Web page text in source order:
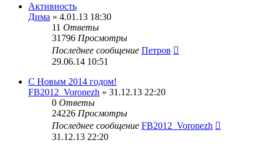
Активность
Дима » 4.01.13 18:30
11 Ответы
31796 Просмотры
Последнее сообщение Петров
29.06.14 10:51
С Новым 2014 годом!
FB2012_Voronezh » 31.12.13 22:20
0 Ответы
24226 Просмотры
Последнее сообщение FB2012_Voronezh
31.12.13 22:20